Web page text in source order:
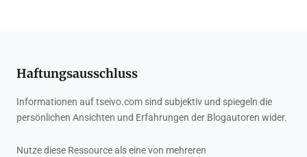
Haftungsausschluss
Informationen auf tseivo.com sind subjektiv und spiegeln die
persönlichen Ansichten und Erfahrungen der Blogautoren wider.
Nutze diese Ressource als eine von mehreren